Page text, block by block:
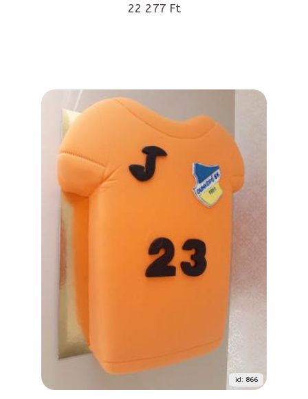
22 277 Ft
id: 866